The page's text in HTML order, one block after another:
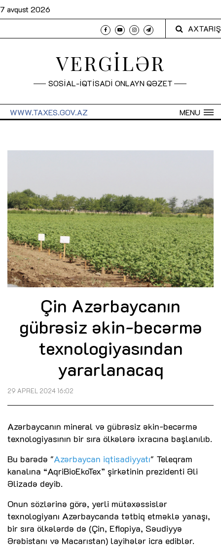
7 avqust 2026
AXTARIŞ
VERGİLƏR
SOSİAL-İQTİSADİ ONLAYN QƏZET
MENU
WWW.TAXES.GOV.AZ
Çin Azərbaycanın
gübrəsiz əkin-becərmə
texnologiyasından
yararlanacaq
29 APREL 2024 16:02
Azərbaycanın mineral və gübrəsiz əkin-becərmə
texnologiyasının bir sıra ölkələrə ixracına başlanılıb.
Bu barədə "Azərbaycan iqtisadiyyatı" Teleqram
kanalına “AqriBioEkoTex” şirkətinin prezidenti Əli
Əlizadə deyib.
Onun sözlərinə görə, yerli mütəxəssislər
texnologiyanı Azərbaycanda tətbiq etməklə yanaşı,
bir sıra ölkələrdə də (Çin, Efiopiya, Səudiyyə
Ərəbistanı və Macarıstan) layihələr icra ediblər.